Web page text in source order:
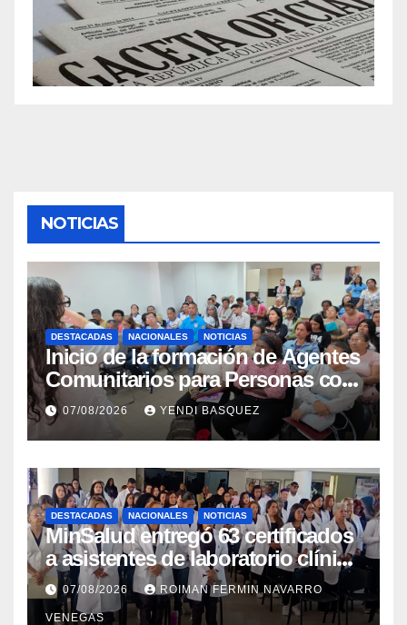
NOTICIAS
DESTACADAS NACIONALES NOTICIAS
Inicio de la formación de Agentes
Comunitarios para Personas con
Discapacidad en el Centro de
Rehabilitación J.J. Arvelo
07/08/2026 YENDI BASQUEZ
DESTACADAS NACIONALES NOTICIAS
MinSalud entregó 63 certificados
a asistentes de laboratorio clínico
para garantizar respaldo legal y
profesional
07/08/2026 ROIMAN FERMIN NAVARRO
VENEGAS